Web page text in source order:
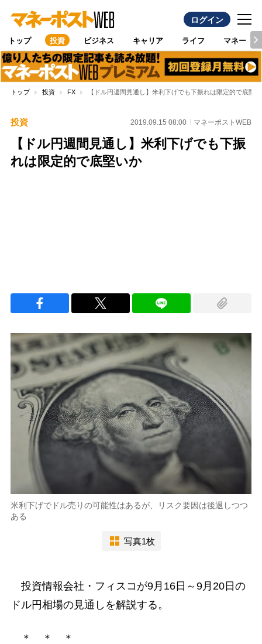
ログイン
トップ 投資 ビジネス キャリア ライフ マネー
トップ 投資 FX 【ドル円週間見通し】米利下げでも下振れは限定的で底堅
投資 2019.09.15 08:00 マネーポストWEB
【ドル円週間見通し】米利下げでも下振
れは限定的で底堅いか
米利下げでドル売りの可能性はあるが、リスク要因は後退しつつ
ある
写真1枚
投資情報会社・フィスコが9月16日～9月20日の
ドル円相場の見通しを解説する。
＊ ＊ ＊